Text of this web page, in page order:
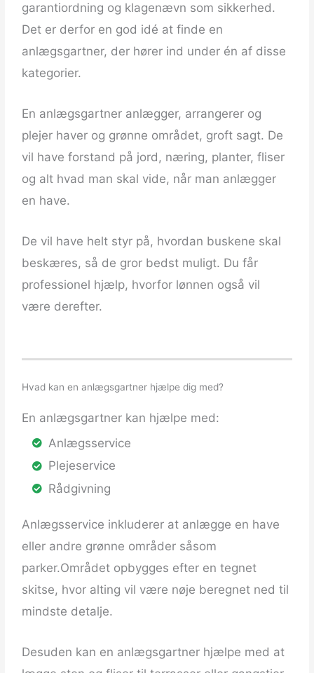
garantiordning og klagenævn som sikkerhed.
Det er derfor en god idé at finde en
anlægsgartner, der hører ind under én af disse
kategorier.
En anlægsgartner anlægger, arrangerer og
plejer haver og grønne området, groft sagt. De
vil have forstand på jord, næring, planter, fliser
og alt hvad man skal vide, når man anlægger
en have.
De vil have helt styr på, hvordan buskene skal
beskæres, så de gror bedst muligt. Du får
professionel hjælp, hvorfor lønnen også vil
være derefter.
Hvad kan en anlægsgartner hjælpe dig med?
En anlægsgartner kan hjælpe med:
Anlægsservice
Plejeservice
Rådgivning
Anlægsservice inkluderer at anlægge en have
eller andre grønne områder såsom
parker.Området opbygges efter en tegnet
skitse, hvor alting vil være nøje beregnet ned til
mindste detalje.
Desuden kan en anlægsgartner hjælpe med at